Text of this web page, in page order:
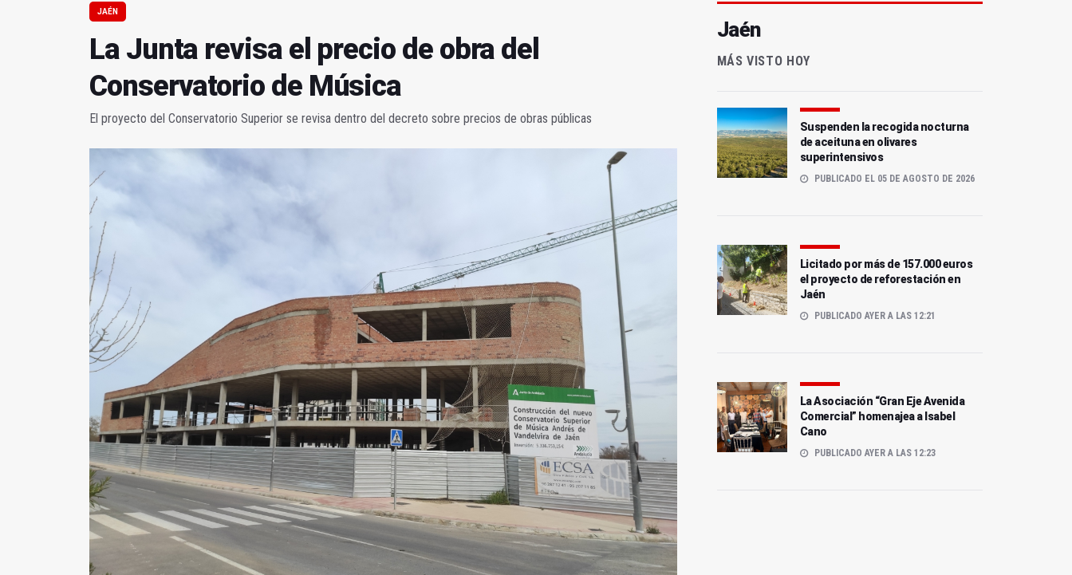
JAÉN
La Junta revisa el precio de obra del
Conservatorio de Música
El proyecto del Conservatorio Superior se revisa dentro del decreto sobre precios de obras públicas
Jaén
MÁS VISTO HOY
Suspenden la recogida nocturna
de aceituna en olivares
superintensivos
PUBLICADO EL 05 DE AGOSTO DE 2026
Licitado por más de 157.000 euros
el proyecto de reforestación en
Jaén
PUBLICADO AYER A LAS 12:21
La Asociación “Gran Eje Avenida
Comercial” homenajea a Isabel
Cano
PUBLICADO AYER A LAS 12:23